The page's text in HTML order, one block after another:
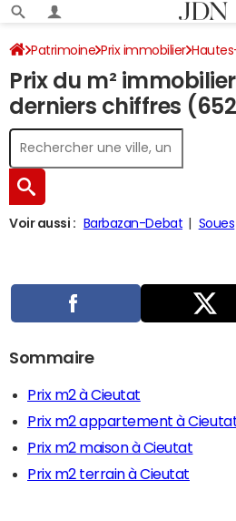
Patrimoine Prix immobilier
Prix du m²
derniers chiffres
Voir aussi : Barbazan-Debat Soues
Sommaire
Prix m2 à Cieutat
Prix m2 appartement à
Prix m2 maison à Cieutat
Prix m2 terrain à Cieutat